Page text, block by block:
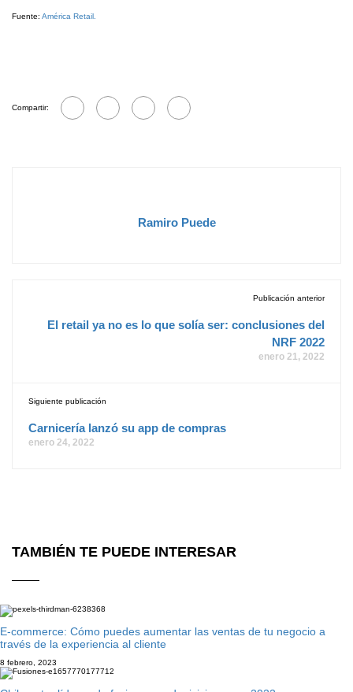
Fuente: América Retail.
Compartir:
Ramiro Puede
Publicación anterior
El retail ya no es lo que solía ser: conclusiones del
NRF 2022
enero 21, 2022
Siguiente publicación
Carnicería lanzó su app de compras
enero 24, 2022
TAMBIÉN TE PUEDE INTERESAR
E-commerce: Cómo puedes aumentar las ventas de tu negocio a
través de la experiencia al cliente
8 febrero, 2023